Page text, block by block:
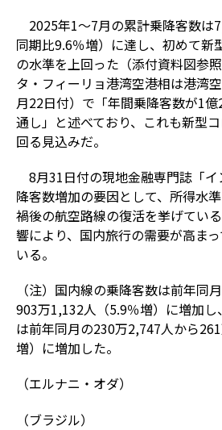
2025年1～7月の累計乗降客数は
同期比9.6％増）に達し、初めて新
の水準を上回った（添付資料図参
タ・フィーリョ港湾空港相は港湾
月22日付）で「年間乗降客数が1
通し」と述べており、これも新型
回る見込みだ。
8月31日付の現地金融専門誌「
降客数増加の要因として、所得水
禍後の航空路線の復活を挙げてい
響により、国内旅行の需要が高ま
いる。
（注）国内線の乗降客数は前年同
903万1,132人（5.9％増）に増加
は前年同月の230万2,747人から
増）に増加した。
（エルナニ・オダ）
（ブラジル）